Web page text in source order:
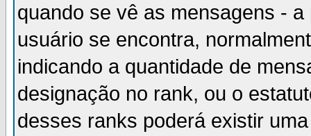
quando se vê as mensagens -
usuário se encontra,
indicando a quantidade de
designação no rank, ou o
desses ranks poderá existir